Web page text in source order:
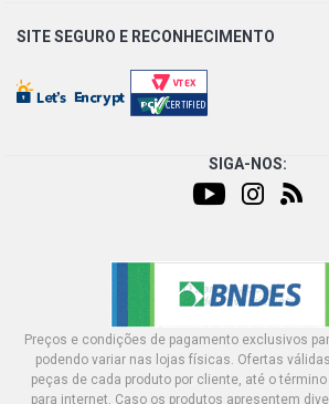
SITE SEGURO E RECONHECIMENTO
SIGA-NOS:
Preços e condições de pagamento exclusivos
podendo variar nas lojas físicas. Ofertas
peças de cada produto por cliente, até o
para internet. Caso os produtos apresentem